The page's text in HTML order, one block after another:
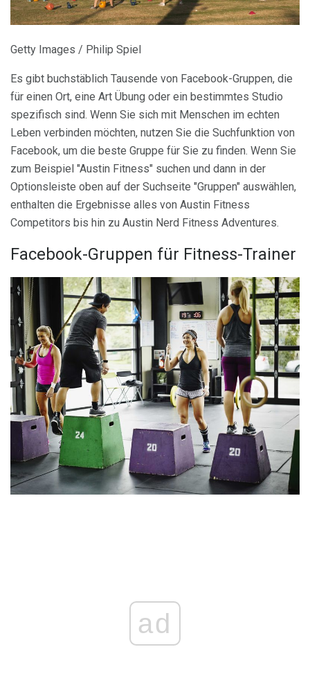
Getty Images / Philip Spiel
Es gibt buchstäblich Tausende von Facebook-Gruppen, die
für einen Ort, eine Art Übung oder ein bestimmtes Studio
spezifisch sind. Wenn Sie sich mit Menschen im echten
Leben verbinden möchten, nutzen Sie die Suchfunktion von
Facebook, um die beste Gruppe für Sie zu finden. Wenn Sie
zum Beispiel "Austin Fitness" suchen und dann in der
Optionsleiste oben auf der Suchseite "Gruppen" auswählen,
enthalten die Ergebnisse alles von Austin Fitness
Competitors bis hin zu Austin Nerd Fitness Adventures.
Facebook-Gruppen für Fitness-Trainer
ad